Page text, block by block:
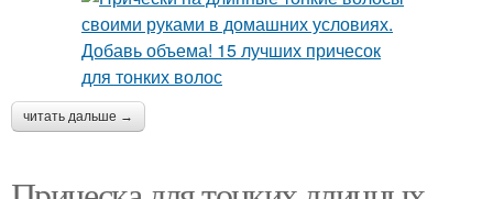
читать дальше →